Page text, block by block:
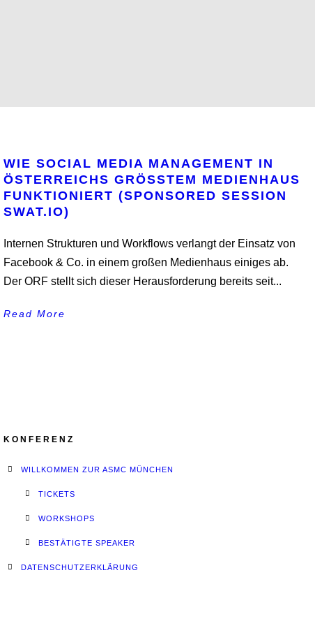
WIE SOCIAL MEDIA MANAGEMENT IN
ÖSTERREICHS GRÖSSTEM MEDIENHAUS F
UNKTIONIERT (SPONSORED SESSION S
WAT.IO)
Internen Strukturen und Workflows verlangt der Einsatz von
Facebook & Co. in einem großen Medienhaus einiges ab.
Der ORF stellt sich dieser Herausforderung bereits seit...
Read More
KONFERENZ
WILLKOMMEN ZUR ASMC MÜNCHEN
TICKETS
WORKSHOPS
BESTÄTIGTE SPEAKER
DATENSCHUTZERKLÄRUNG